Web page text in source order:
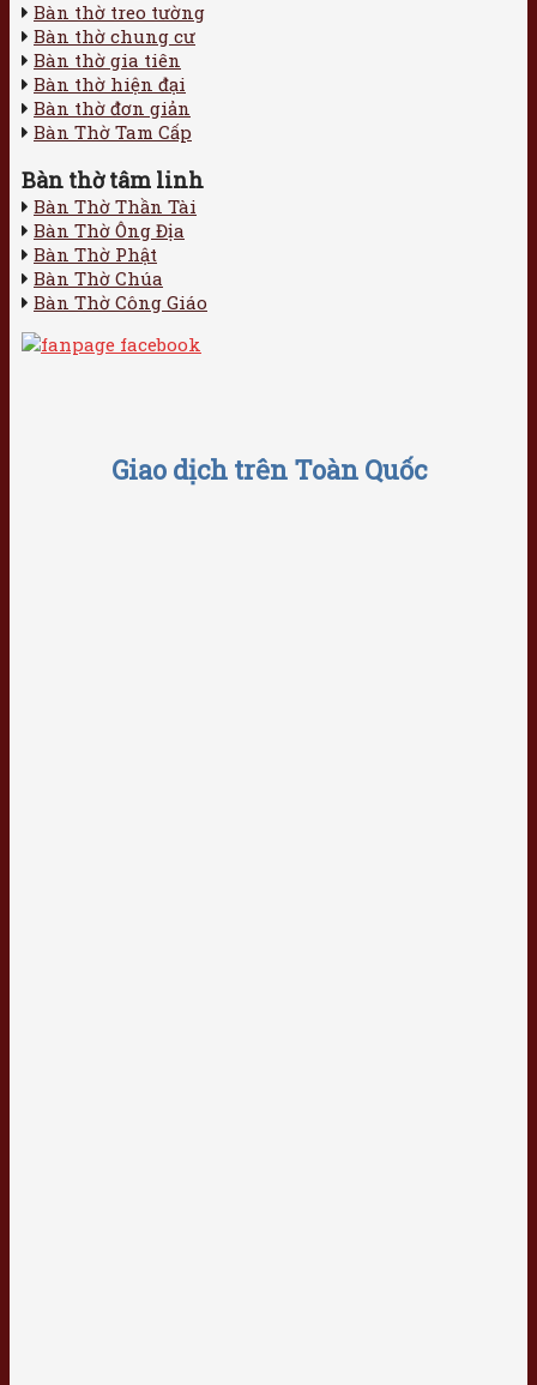
Bàn thờ treo tường
Bàn thờ chung cư
Bàn thờ gia tiên
Bàn thờ hiện đại
Bàn thờ đơn giản
Bàn Thờ Tam Cấp
Bàn thờ tâm linh
Bàn Thờ Thần Tài
Bàn Thờ Ông Địa
Bàn Thờ Phật
Bàn Thờ Chúa
Bàn Thờ Công Giáo
Giao dịch trên Toàn Quốc